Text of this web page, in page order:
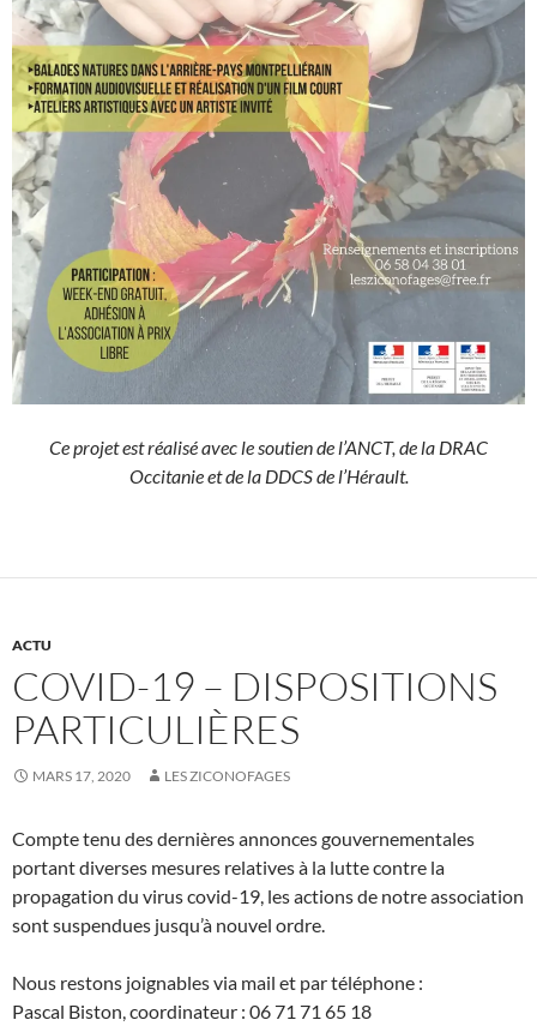
Ce projet est réalisé avec le soutien de l’ANCT, de la DRAC
Occitanie et de la DDCS de l’Hérault.
ACTU
COVID-19 – DISPOSITIONS
PARTICULIÈRES
MARS 17, 2020 LES ZICONOFAGES
Compte tenu des dernières annonces gouvernementales
portant diverses mesures relatives à la lutte contre la
propagation du virus covid-19, les actions de notre association
sont suspendues jusqu’à nouvel ordre.
Nous restons joignables via mail et par téléphone :
Pascal Biston, coordinateur : 06 71 71 65 18